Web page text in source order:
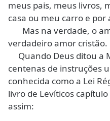
meus pais, meus livros,
casa ou meu carro e por
Mas na verdade, o
verdadeiro amor cristão.
Quando Deus ditou a
centenas de instruções
conhecida como a Lei
livro de Levíticos
assim: